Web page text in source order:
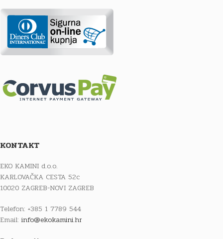
KONTAKT
EKO KAMINI d.o.o.
KARLOVAČKA CESTA 52c
10020 ZAGREB-NOVI ZAGREB
Telefon: +385 1 7789 544
Email: info@ekokamini.hr